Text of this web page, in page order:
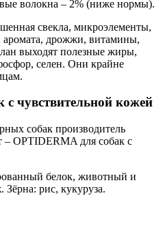
волокна – 2% (ниже нормы).
свекла, микроэлементы,
аромата, дрожжи, витамины,
выходят полезные жиры,
селен. Они крайне
чувствительной кожей
собак производитель
OPTIDERMA для собак с
белок, животный и
рис, кукуруза.